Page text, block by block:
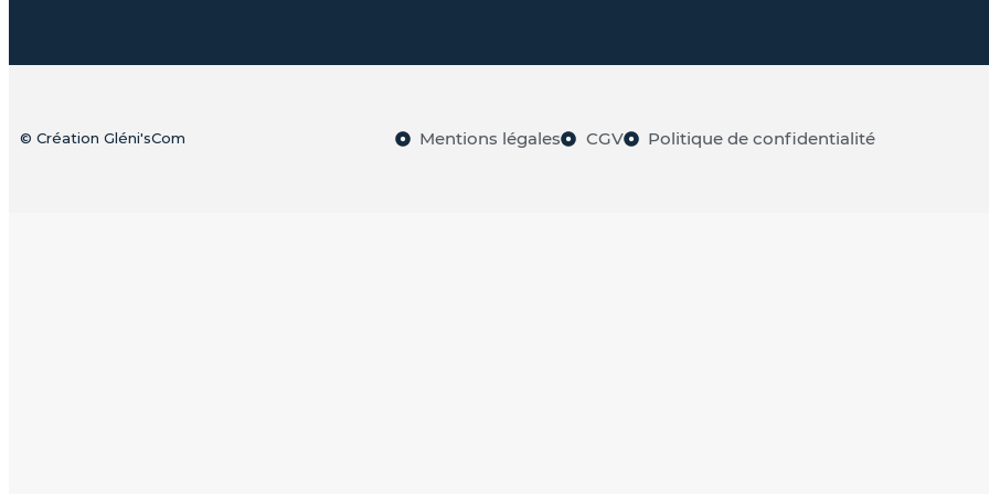
© Création Gléni'sCom Mentions légales CGV Politique de confidentialité